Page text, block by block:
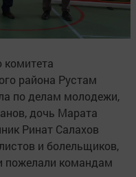
комитета
района Рустам
по делам молодежи,
дочь Марата
Ринат Салахов
и болельщиков,
пожелали командам